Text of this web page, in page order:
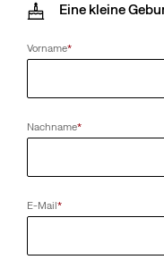
Eine kleine
Vorname*
Nachname*
E-Mail*